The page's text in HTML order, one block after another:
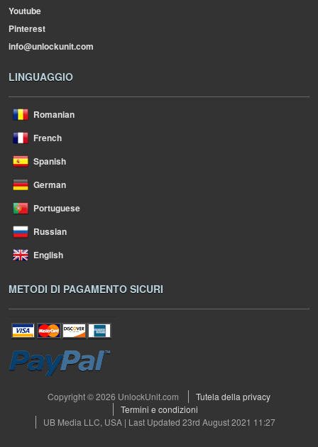
Youtube
Pinterest
info@unlockunit.com
LINGUAGGIO
Romanian
French
Spanish
German
Portuguese
Russian
English
METODI DI PAGAMENTO SICURI
Copyright © 2026 UnlockUnit.com
Tutela della privacy
Termini e condizioni
UB Media LLC, USA | Last Updated 23rd August 2021 11:27